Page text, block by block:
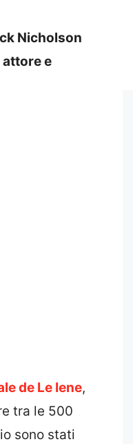
Nicholson
attore e
de Le Iene,
tra le 500
sono stati